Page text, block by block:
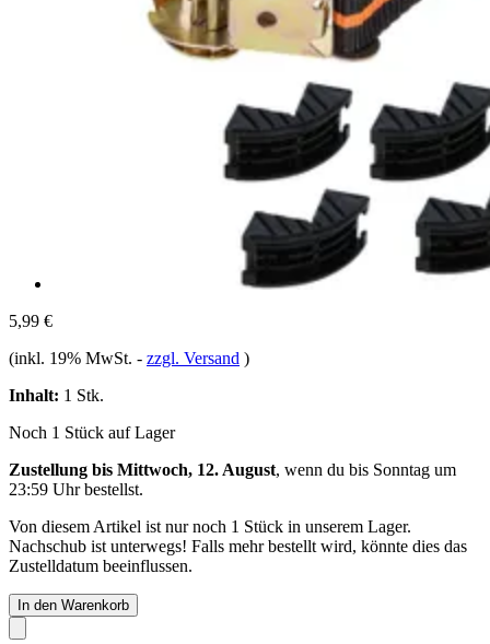
5,99 €
(inkl. 19% MwSt. - zzgl. Versand )
Inhalt: 1 Stk.
Noch 1 Stück auf Lager
Zustellung bis Mittwoch, 12. August, wenn du bis Sonntag um
23:59 Uhrbestellst.
Von diesem Artikel ist nur noch 1 Stück in unserem Lager.
Nachschub ist unterwegs! Falls mehr bestellt wird, könnte dies das
Zustelldatum beeinflussen.
In den Warenkorb